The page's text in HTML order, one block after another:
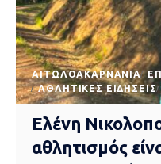
AΙΤΩΛΟΑΚΑΡΝΑΝΊΑ
ΑΘΛΗΤΙΚΈΣ ΕΙΔΉΣΕΙΣ
Ελένη
αθλητισμός